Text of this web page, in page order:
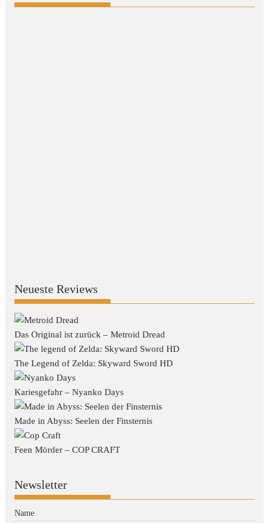
Neueste Reviews
Das Original ist zurück – Metroid Dread
The Legend of Zelda: Skyward Sword HD
Kariesgefahr – Nyanko Days
Made in Abyss: Seelen der Finsternis
Feen Mörder – COP CRAFT
Newsletter
Name